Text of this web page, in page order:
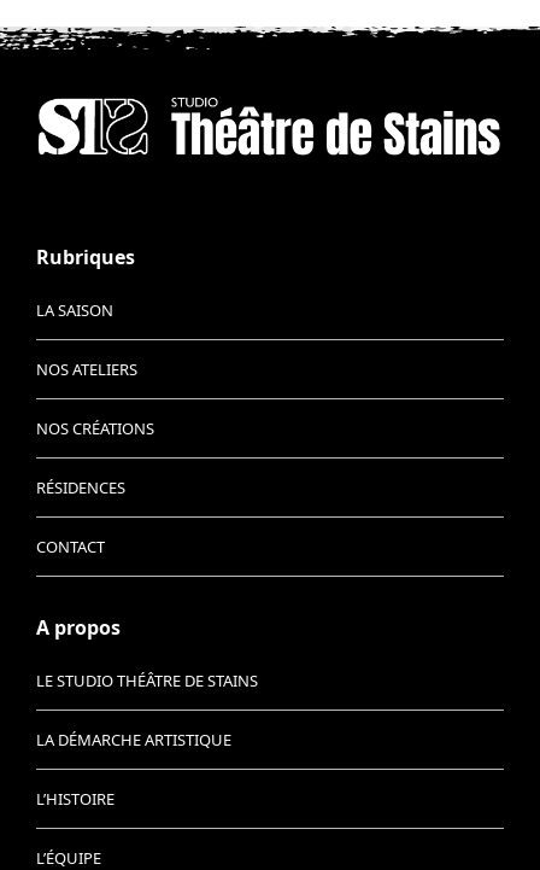
Rubriques
LA SAISON
NOS ATELIERS
NOS CRÉATIONS
RÉSIDENCES
CONTACT
A propos
LE STUDIO THÉÂTRE DE STAINS
LA DÉMARCHE ARTISTIQUE
L’HISTOIRE
L’ÉQUIPE